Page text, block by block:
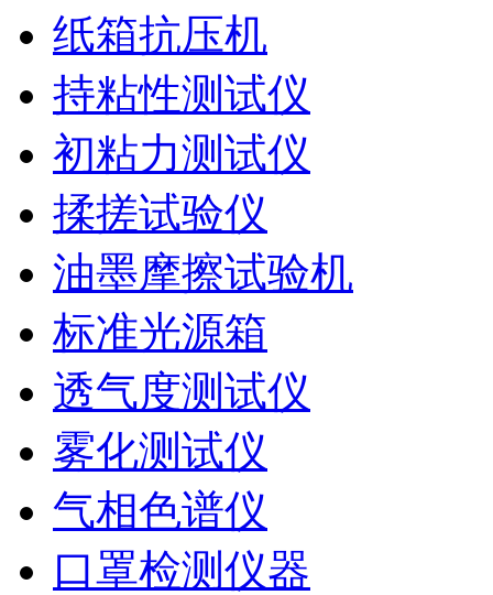
纸箱抗压机
持粘性测试仪
初粘力测试仪
揉搓试验仪
油墨摩擦试验机
标准光源箱
透气度测试仪
雾化测试仪
气相色谱仪
口罩检测仪器